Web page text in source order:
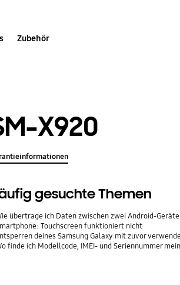
Zubehör
X920
gesuchte Themen
übertrage ich Daten zwischen zwei Android-
Touchscreen funktioniert nicht
deines Samsung Galaxy mit zuvor
finde ich Modellcode, IMEI- und Seriennummer